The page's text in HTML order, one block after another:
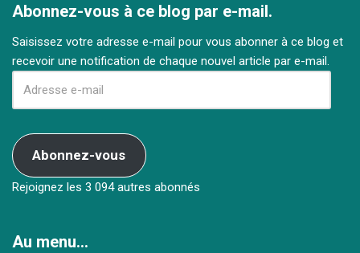
Abonnez-vous à ce blog par e-mail.
Saisissez votre adresse e-mail pour vous abonner à ce blog et
recevoir une notification de chaque nouvel article par e-mail.
Abonnez-vous
Rejoignez les 3 094 autres abonnés
Au menu…